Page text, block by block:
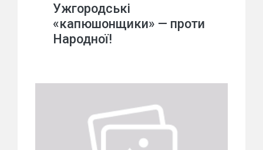
Ужгородські
«капюшонщики» — проти
Народної!